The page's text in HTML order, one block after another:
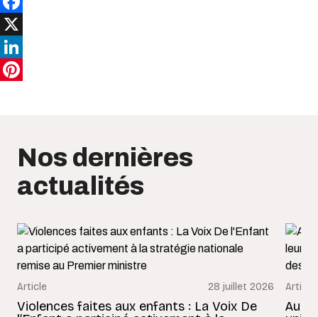
Facebook
X
LinkedIn
Nos dernières
actualités
Article 28 juillet 2026
Violences faites aux enfants : La Voix De
Article
Au